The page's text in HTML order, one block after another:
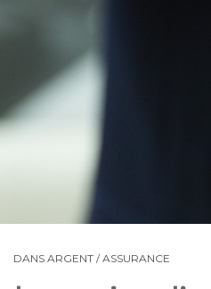
DANS ARGENT / ASSURANCE